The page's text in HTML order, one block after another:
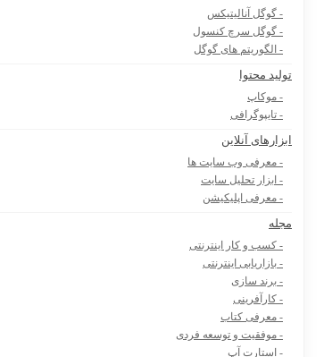
- گوگل آنالیتیکس
- گوگل سرچ کنسول
- الگوریتم های گوگل
تولید محتوا
- موکاپ
- تایپوگرافی
ابزارهای آنلاین
- معرفی وب سایت ها
- ابزار تحلیل سایت
- معرفی اپلیکیشن
مجله
- کسب و کار اینترنتی
- بازاریابی اینترنتی
- برند سازی
- کارآفرینی
- معرفی کتاب
- موفقیت و توسعه فردی
- استارت آپ